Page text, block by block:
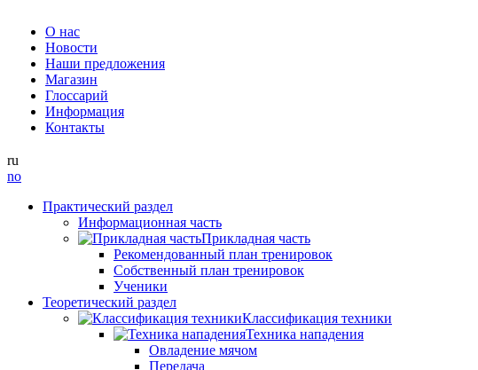
О нас
Новости
Наши предложения
Магазин
Глоссарий
Информация
Контакты
ru
no
Практический раздел
Информационная часть
Прикладная часть
Рекомендованный план тренировок
Собственный план тренировок
Ученики
Теоретический раздел
Классификация техники
Техника нападения
Овладение мячом
Передача